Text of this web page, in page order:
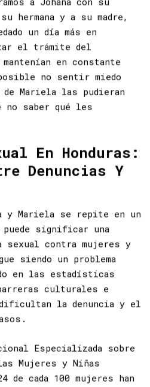
a Johana con su
hermana y a su madre,
un día más en
el trámite del
en constante
no sentir miedo
Mariela las pudieran
no saber qué les
En Honduras:
Denuncias Y
y Mariela se repite en un
significar una
sexual contra mujeres y
siendo un problema
en las estadísticas
culturales e
la denuncia y el
Especializada sobre
Mujeres y Niñas